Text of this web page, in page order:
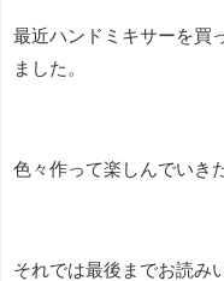
最近ハンドミキサーを買
ました。
色々作って楽しんでいき
それでは最後までお読み